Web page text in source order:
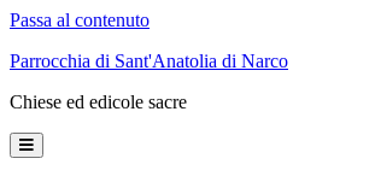
Passa al contenuto
Parrocchia di Sant'Anatolia di Narco
Chiese ed edicole sacre